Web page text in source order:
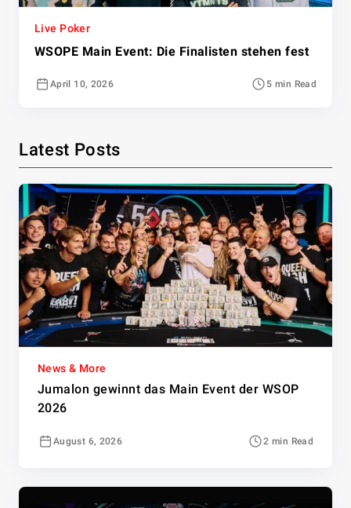
Live Poker
WSOPE Main Event: Die Finalisten stehen fest
April 10, 2026 5 min Read
Latest Posts
News & More
Jumalon gewinnt das Main Event der WSOP
2026
August 6, 2026 2 min Read